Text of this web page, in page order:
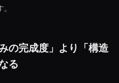
の完成度」より「構造
る